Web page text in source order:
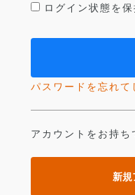
ログイン状態を保
パスワードを忘れて
アカウントをお持ち
新規